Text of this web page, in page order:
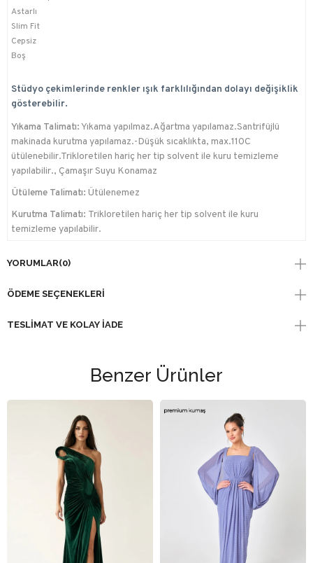
Astarlı
Slim Fit
Cepsiz
Boş
Stüdyo çekimlerinde renkler ışık farklılığından dolayı değişiklik
gösterebilir.
Yıkama Talimatı:Yıkama yapılmaz.Ağartma yapılamaz.Santrifüjlü
makinada kurutma yapılamaz.-Düşük sıcaklıkta, max.110C
ütülenebilir.Trikloretilen hariç her tip solvent ile kuru temizleme
yapılabilir., Çamaşır Suyu Konamaz
Ütüleme Talimatı: Ütülenemez
Kurutma Talimatı: Trikloretilen hariç her tip solvent ile kuru
temizleme yapılabilir.
YORUMLAR(0)
ÖDEME SEÇENEKLERI
TESLIMAT VE KOLAY İADE
Benzer Ürünler